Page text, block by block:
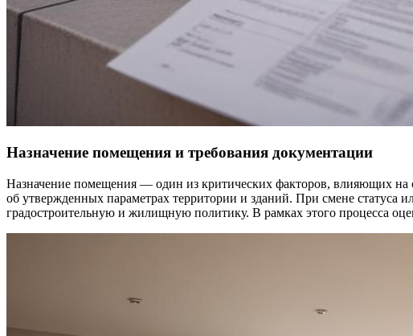
Назначение помещения и требования документации
Назначение помещения — один из критических факторов, влияющих
об утвержденных параметрах территории и зданий. При смене статуса
градостроительную и жилищную политику. В рамках этого процесса